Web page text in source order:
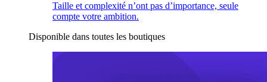
Taille et complexité n’ont pas d’importance, seule
compte votre ambition.
Disponible dans toutes les boutiques